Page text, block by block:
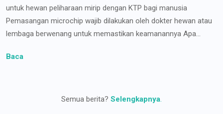
untuk hewan peliharaan mirip dengan KTP bagi manusia
Pemasangan microchip wajib dilakukan oleh dokter hewan atau
lembaga berwenang untuk memastikan keamanannya Apa...
Baca
Semua berita? Selengkapnya.